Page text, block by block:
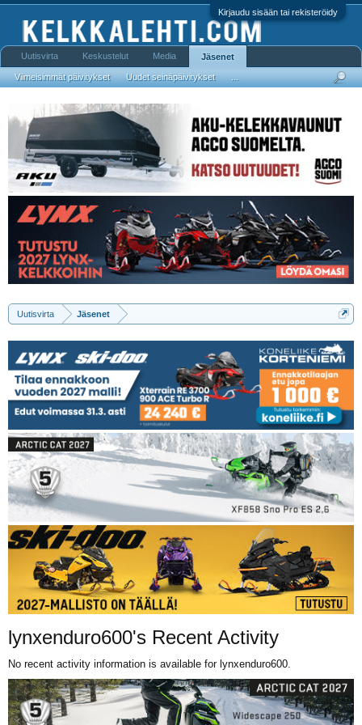
Kirjaudu sisään tai rekisteröidy
Uutisvirta Jäsenet
lynxenduro600's Recent Activity
No recent activity information is available for lynxenduro600.
Uutisvirta Keskustelut Media Jäsenet
Viimeisimmät päivitykset Uudet seinäpäivitykset